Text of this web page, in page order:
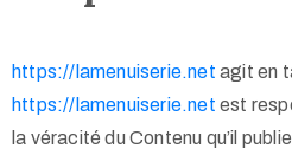
https://lamenuiserie.net agit en
https://lamenuiserie.net est
la véracité du Contenu qu’il